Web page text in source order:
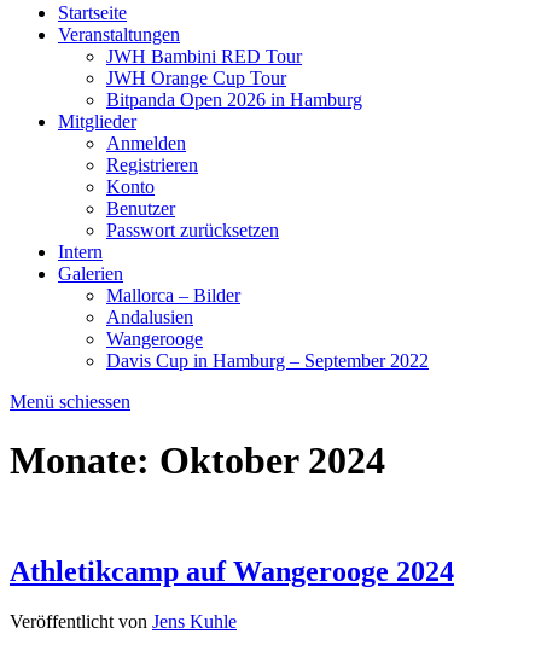
Startseite
Veranstaltungen
JWH Bambini RED Tour
JWH Orange Cup Tour
Bitpanda Open 2026 in Hamburg
Mitglieder
Anmelden
Registrieren
Konto
Benutzer
Passwort zurücksetzen
Intern
Galerien
Mallorca – Bilder
Andalusien
Wangerooge
Davis Cup in Hamburg – September 2022
Menü schiessen
Monate: Oktober 2024
Athletikcamp auf Wangerooge 2024
Veröffentlicht von Jens Kuhle